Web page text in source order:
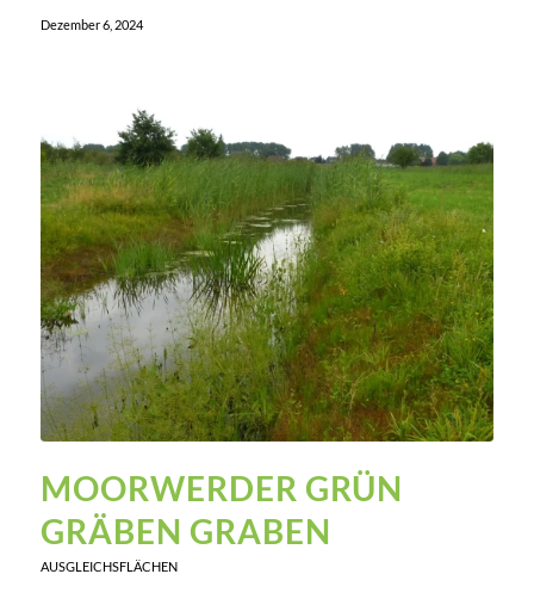
Dezember 6, 2024
MOORWERDER GRÜN
GRÄBEN GRABEN
AUSGLEICHSFLÄCHEN